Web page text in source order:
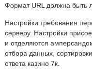
Формат URL должна быть
Настройки требования
серверу. Настройки
и отделяются
отбора данных,
ответа казино 7к.